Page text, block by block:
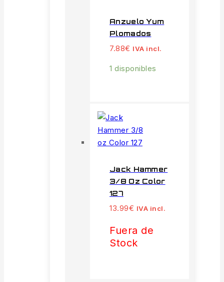
Anzuelo Yum
Plomados
7.88€ IVA incl.
1 disponibles
Jack Hammer
3/8 Oz Color
127
13.99€ IVA incl.
Fuera de
Stock